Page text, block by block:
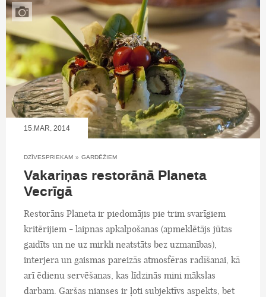
15.MAR, 2014
DZĪVESPRIEKAM » GARDĒŽIEM
Vakariņas restorānā Planeta
Vecrīgā
Restorāns Planeta ir piedomājis pie trim svarīgiem
kritērijiem - laipnas apkalpošanas (apmeklētājs jūtas
gaidīts un ne uz mirkli neatstāts bez uzmanības),
interjera un gaismas pareizās atmosfēras radīšanai, kā
arī ēdienu servēšanas, kas līdzinās mini mākslas
darbam. Garšas nianses ir ļoti subjektīvs aspekts, bet